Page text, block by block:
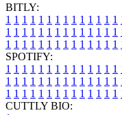
BITLY:
1 1 1 1 1 1 1 1 1 1 1 1 1 1
1 1 1 1 1 1 1 1 1 1 1 1 1 1
1 1 1 1 1 1 1 1 1 1 1 1 1 1
SPOTIFY:
1 1 1 1 1 1 1 1 1 1 1 1 1 1
1 1 1 1 1 1 1 1 1 1 1 1 1 1
1 1 1 1 1 1 1 1 1 1 1 1 1 1
CUTTLY BIO: